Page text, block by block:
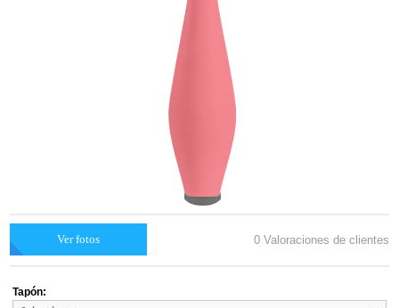
Ver fotos 0 Valoraciones de clientes
Tapón: